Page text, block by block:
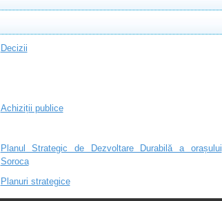
Decizii
Achiziții publice
Planul Strategic de Dezvoltare Durabilă a orașului
Soroca
Planuri strategice